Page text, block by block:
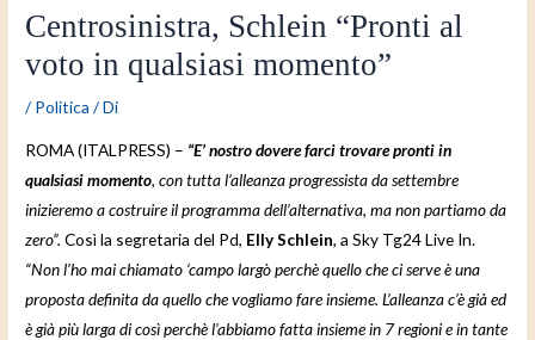
Centrosinistra, Schlein “Pronti al
voto in qualsiasi momento”
/ Politica / Di
ROMA (ITALPRESS) – “E’ nostro dovere farci trovare pronti in
qualsiasi momento, con tutta l’alleanza progressista da settembre
inizieremo a costruire il programma dell’alternativa, ma non partiamo da
zero”. Così la segretaria del Pd, Elly Schlein, a Sky Tg24 Live In.
“Non l’ho mai chiamato ‘campo largò perchè quello che ci serve è una
proposta definita da quello che vogliamo fare insieme. L’alleanza c’è già ed
è già più larga di così perchè l’abbiamo fatta insieme in 7 regioni e in tante